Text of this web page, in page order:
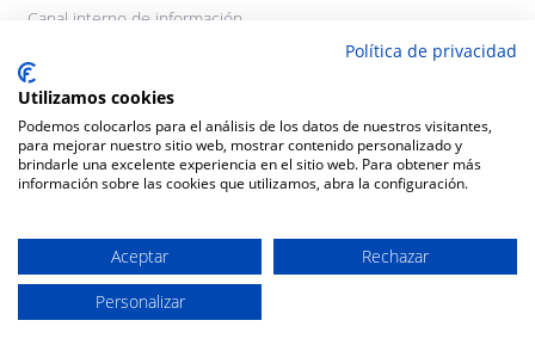
Canal interno de información
Diseño y desarrollo:THEGECO
Política de privacidad
Utilizamos cookies
Podemos colocarlos para el análisis de los datos de nuestros visitantes,
para mejorar nuestro sitio web, mostrar contenido personalizado y
brindarle una excelente experiencia en el sitio web. Para obtener más
información sobre las cookies que utilizamos, abra la configuración.
Aceptar
Rechazar
Personalizar